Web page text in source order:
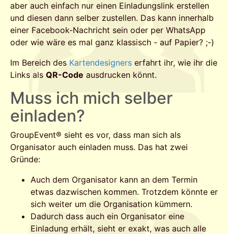
aber auch einfach nur einen Einladungslink erstellen
und diesen dann selber zustellen. Das kann innerhalb
einer Facebook-Nachricht sein oder per WhatsApp
oder wie wäre es mal ganz klassisch - auf Papier? ;-)
Im Bereich des Kartendesigners erfahrt ihr, wie ihr die
Links als QR-Code ausdrucken könnt.
Muss ich mich selber
einladen?
GroupEvent® sieht es vor, dass man sich als
Organisator auch einladen muss. Das hat zwei
Gründe:
Auch dem Organisator kann an dem Termin
etwas dazwischen kommen. Trotzdem könnte er
sich weiter um die Organisation kümmern.
Dadurch dass auch ein Organisator eine
Einladung erhält, sieht er exakt, was auch alle